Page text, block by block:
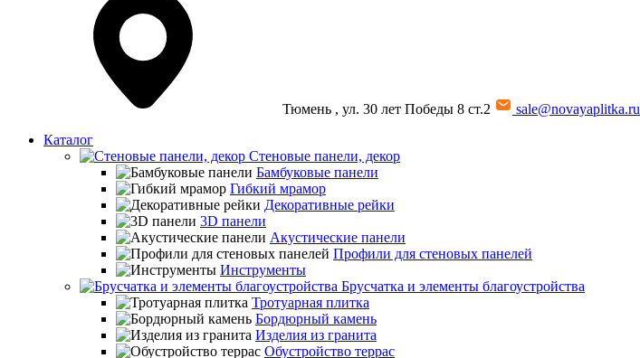
Тюмень , ул. 30 лет Победы 8 ст.2 sale@novayaplitka.ru
Каталог
Стеновые панели, декор
Бамбуковые панели
Гибкий мрамор
Декоративные рейки
3D панели
Акустические панели
Профили для стеновых панелей
Инструменты
Брусчатка и элементы благоустройства
Тротуарная плитка
Бордюрный камень
Изделия из гранита
Обустройство террас